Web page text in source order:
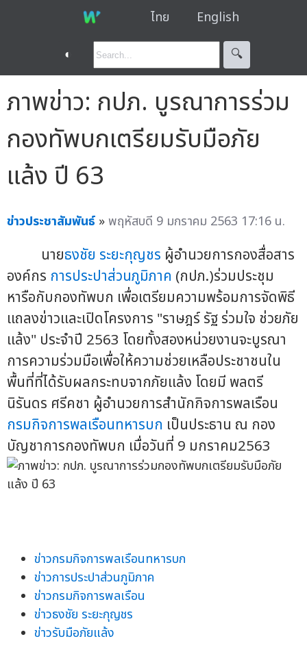
ไทย English
◐ 🔍︎
ภาพข่าว: กปภ. บูรณาการร่วม
กองทัพบกเตรียมรับมือภัย
แล้ง ปี 63
ข่าวประชาสัมพันธ์ »พฤหัสบดี 9 มกราคม 2563 17:16 น.
นายธงชัย ระยะกุญชร ผู้อำนวยการกองสื่อสาร
องค์กร การประปาส่วนภูมิภาค (กปภ.)ร่วมประชุม
หารือกับกองทัพบก เพื่อเตรียมความพร้อมการจัดพิธี
แถลงข่าวและเปิดโครงการ "ราษฎร์ รัฐ ร่วมใจ ช่วยภัย
แล้ง" ประจำปี 2563 โดยทั้งสองหน่วยงานจะบูรณา
การความร่วมมือเพื่อให้ความช่วยเหลือประชาชนใน
พื้นที่ที่ได้รับผลกระทบจากภัยแล้ง โดยมี พลตรี
นิรันดร ศรีคชา ผู้อำนวยการสำนักกิจการพลเรือน
กรมกิจการพลเรือนทหารบก เป็นประธาน ณ กอง
บัญชาการกองทัพบก เมื่อวันที่ 9 มกราคม2563
ข่าวกรมกิจการพลเรือนทหารบก
ข่าวการประปาส่วนภูมิภาค
ข่าวกรมกิจการพลเรือน
ข่าวธงชัย ระยะกุญชร
ข่าวรับมือภัยแล้ง